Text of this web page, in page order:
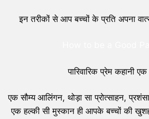
इन तरीकों से आप बच्चों के प्रति अपना
पारिवारिक प्रेम कहानी
एक सौम्य आलिंगन, थोड़ा सा प्रोत्साहन,
एक हल्की सी मुस्कान ही आपके बच्चों की